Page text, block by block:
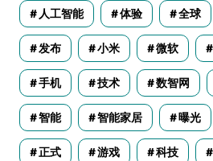
人工智能 体验 全球
发布 小米 微软
手机 技术 数智网
智能 智能家居 曝光
正式 游戏 科技